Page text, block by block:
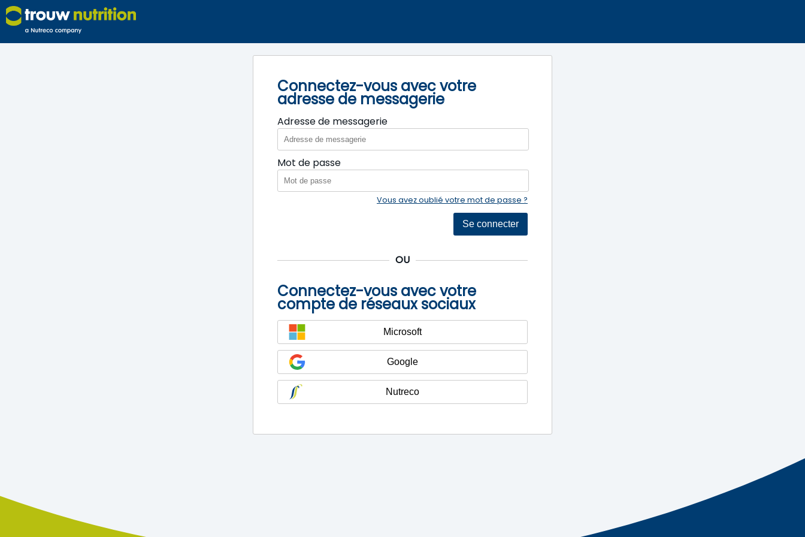
Connectez-vous avec votre
compte de réseaux sociaux
Microsoft
Google
Nutreco
OU
Connectez-vous avec votre
adresse de messagerie
Adresse de messagerie
Mot de passe
Vous avez oublié votre mot de passe ?
Se connecter